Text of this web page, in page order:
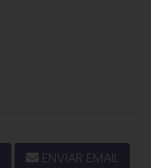
ENVIAR EMAIL